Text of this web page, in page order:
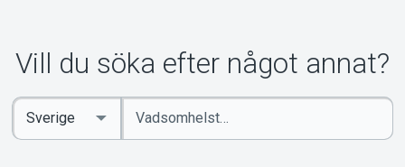
Vill du söka efter något annat?
Ange
sökord
Select
Country